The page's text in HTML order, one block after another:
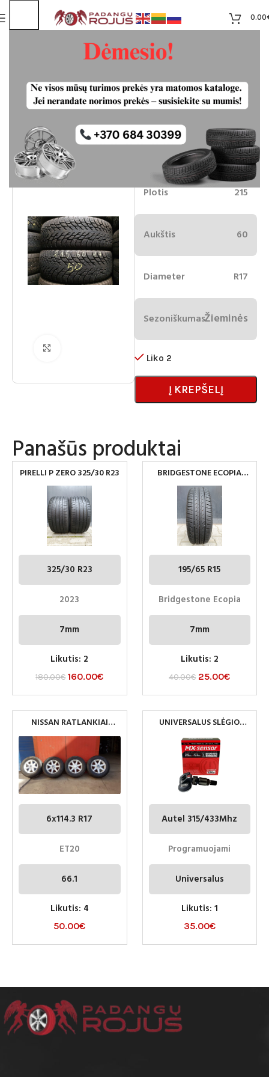
0.00
Nokian Hakkapeliitta R3 SUV 215/60R17
naudotos padangos
50.00€ Liko 2
Plotis 215
Aukštis 60
Diameter R17
SezoniškumasŽieminės
Liko 2
Į KREPŠELĮ
Panašūs produktai
PIRELLI P ZERO 325/30 R23
325/30 R23
2023
7mm
Likutis: 2
180.00€ 160.00€
BRIDGESTONE ECOPIA
195/65R15 PADANGOS
195/65 R15
Bridgestone Ecopia
7mm
Likutis: 2
40.00€ 25.00€
NISSAN RATLANKIAI
6×114.3 R17 66.1 ET20
BORBET
6x114.3 R17
ET20
66.1
Likutis: 4
50.00€
UNIVERSALUS SLĖGIO
DAVIKLIAI AUTEL
433/315MHZ EU/USA
Autel 315/433Mhz
Programuojami
Universalus
Likutis: 1
35.00€